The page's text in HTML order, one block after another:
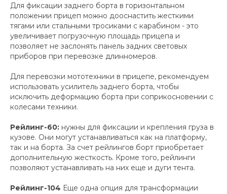
Для фиксации заднего борта в горизонтальном
положении прицеп можно дооснастить жесткими
тягами или стальными тросиками с карабином - это
увеличивает погрузочную площадь прицепа и
позволяет не заслонять панель задних световых
приборов при перевозке длинномеров.
Для перевозки мототехники в прицепе, рекомендуем
использовать усилитель заднего борта, чтобы
исключить деформацию борта при соприкосновении с
колесами техники.
Рейлинг-60: нужны для фиксации и крепления груза в
кузове. Они могут устанавливаться как на платформу,
так и на борта. За счет рейлингов борт приобретает
дополнительную жесткость. Кроме того, рейлинги
позволяют устанавливать на них еще и дуги тента.
Рейлинг-104 Еще одна опция для трансформации